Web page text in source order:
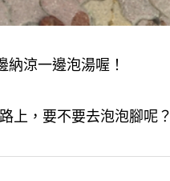
涼一邊泡湯喔！
上，要不要去泡泡腳呢？